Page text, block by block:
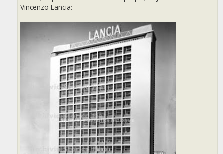
Vincenzo Lancia: